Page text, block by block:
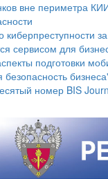
вне периметра
киберпреступности
сервисом для
подготовки
номер BIS